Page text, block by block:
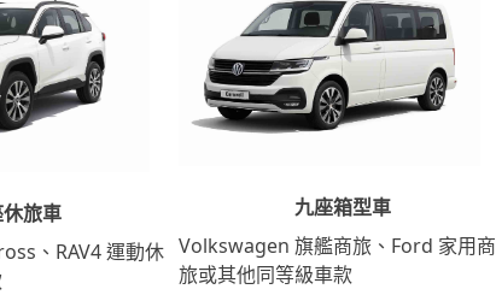
旅車
、RAV4 運動休
九座箱型車
Volkswagen 旗艦商旅、Ford 家用商
旅或其他同等級車款